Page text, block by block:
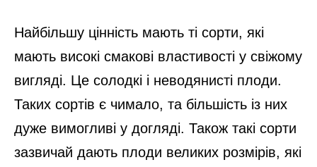
Найбільшу цінність мають ті сорти, які
мають високі смакові властивості у свіжому
вигляді. Це солодкі і неводянисті плоди.
Таких сортів є чимало, та більшість із них
дуже вимогливі у догляді. Також такі сорти
зазвичай дають плоди великих розмірів, які